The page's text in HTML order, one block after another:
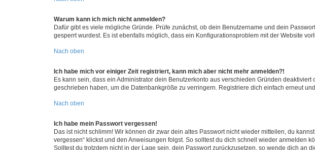
Warum kann ich mich nicht anmelden?
Dafür gibt es viele mögliche Gründe. Prüfe zunächst, ob dein Benutzername und dein
gesperrt wurdest. Es ist ebenfalls möglich, dass ein Konfigurationsproblem mit der Website
Nach oben
Ich habe mich vor einiger Zeit registriert, kann mich aber nicht mehr anmelden?!
Es kann sein, dass ein Administrator dein Benutzerkonto aus verschieden Gründen
geschrieben haben, um die Datenbankgröße zu verringern. Registriere dich einfach erneut
Nach oben
Ich habe mein Passwort vergessen!
Das ist nicht schlimm! Wir können dir zwar dein altes Passwort nicht wieder mitteilen, du
vergessen“ klickst und den Anweisungen folgst. So solltest du dich schnell wieder anmelden
Solltest du trotzdem nicht in der Lage sein, dein Passwort zurückzusetzen, so wende dich an